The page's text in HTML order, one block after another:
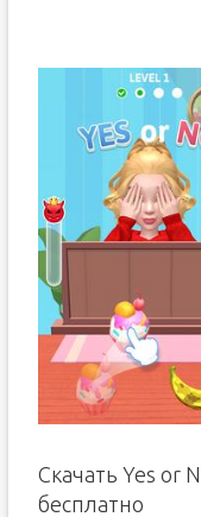
Скачать Yes or
бесплатно